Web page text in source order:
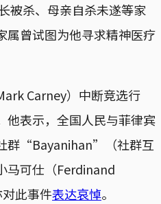
被杀、母亲自杀未遂等家
属曾试图为他寻求精神医疗
Carney）中断竞选行
他表示，​全国人民与菲律宾
群“Bayanihan”（社群互
马可仕（Ferdinand
此事件表达哀悼。​